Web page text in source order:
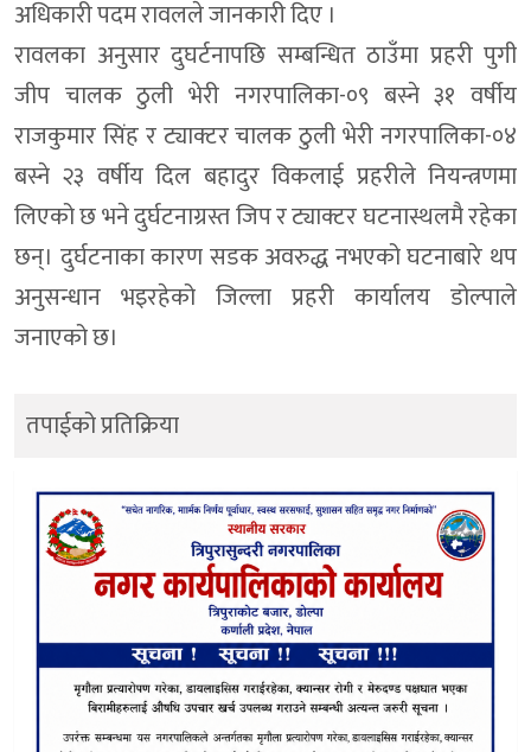
अधिकारी पदम रावलले जानकारी दिए ।
रावलका अनुसार दुघर्टनापछि सम्बन्धित ठाउँमा प्रहरी पुगी
जीप चालक ठुली भेरी नगरपालिका-०९ बस्ने ३१ वर्षीय
राजकुमार सिंह र ट्याक्टर चालक ठुली भेरी नगरपालिका-०४
बस्ने २३ वर्षीय दिल बहादुर विकलाई प्रहरीले नियन्त्रणमा
लिएको छ भने दुर्घटनाग्रस्त जिप र ट्याक्टर घटनास्थलमै रहेका
छन्। दुर्घटनाका कारण सडक अवरुद्ध नभएको घटनाबारे थप
अनुसन्धान भइरहेको जिल्ला प्रहरी कार्यालय डोल्पाले
जनाएको छ।
तपाईको प्रतिक्रिया